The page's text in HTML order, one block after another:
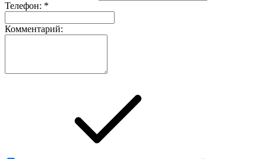
Телефон: *
Комментарий: